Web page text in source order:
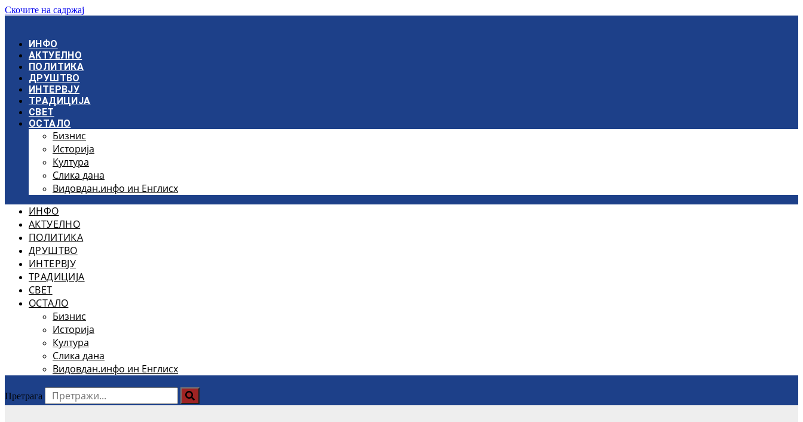
Скочите на садржај
ИНФО
АКТУЕЛНО
ПОЛИТИКА
ДРУШТВО
ИНТЕРВЈУ
ТРАДИЦИЈА
СВЕТ
ОСТАЛО
Бизнис
Историја
Култура
Слика дана
Видовдан.инфо ин Енглисх
ИНФО
АКТУЕЛНО
ПОЛИТИКА
ДРУШТВО
ИНТЕРВЈУ
ТРАДИЦИЈА
СВЕТ
ОСТАЛО
Бизнис
Историја
Култура
Слика дана
Видовдан.инфо ин Енглисх
Претрага